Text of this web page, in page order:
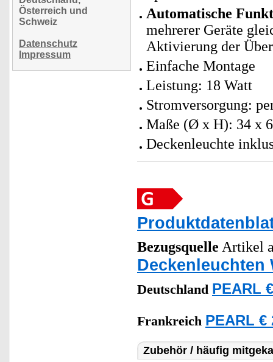
Österreich und
Schweiz
Datenschutz
Impressum
Automatische
mehrerer Geräte
Aktivierung der
Einfache Montage
Leistung: 18 Watt
Stromversorgung:
Maße (Ø x H): 34 x
Deckenleuchte
Bezugsquelle Artikel
Deckenleuchten
Deutschland PEARL
Frankreich PEARL €
Zubehör / häufig